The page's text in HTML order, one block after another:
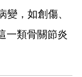
，如創傷、
一類骨關節炎